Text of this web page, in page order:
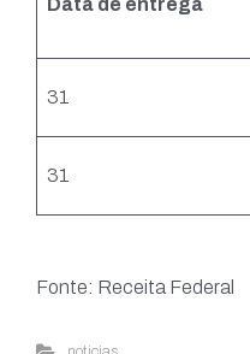
31
31
Fonte: Receita Federal